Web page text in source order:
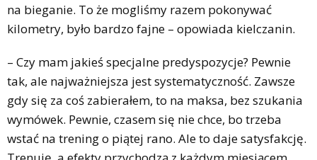
na bieganie. To że mogliśmy razem pokonywać
kilometry, było bardzo fajne – opowiada kielczanin.
– Czy mam jakieś specjalne predyspozycje? Pewnie
tak, ale najważniejsza jest systematyczność. Zawsze
gdy się za coś zabierałem, to na maksa, bez szukania
wymówek. Pewnie, czasem się nie chce, bo trzeba
wstać na trening o piątej rano. Ale to daje satysfakcję.